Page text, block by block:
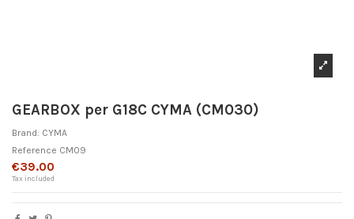
GEARBOX per G18C CYMA (CM030)
Brand: CYMA
Reference CM09
€39.00
Tax included